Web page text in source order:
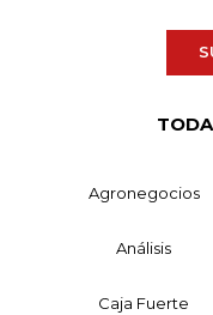
Agronegocios
Análisis
Caja Fuerte